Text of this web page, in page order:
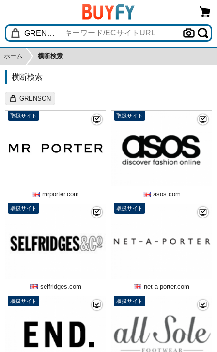
ホーム 横断検索
横断検索
GRENSON
取扱サイト
mrporter.com
取扱サイト
asos.com
取扱サイト
selfridges.com
取扱サイト
net-a-porter.com
取扱サイト 取扱サイト